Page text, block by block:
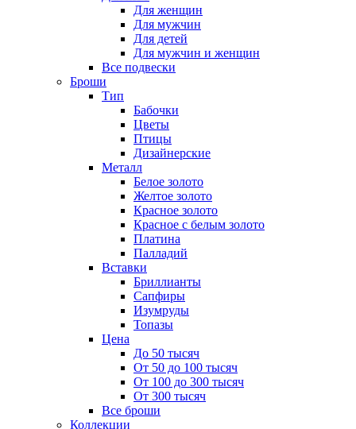
Для женщин
Для мужчин
Для детей
Для мужчин и женщин
Все подвески
Броши
Тип
Бабочки
Цветы
Птицы
Дизайнерские
Металл
Белое золото
Желтое золото
Красное золото
Красное с белым золото
Платина
Палладий
Вставки
Бриллианты
Сапфиры
Изумруды
Топазы
Цена
До 50 тысяч
От 50 до 100 тысяч
От 100 до 300 тысяч
От 300 тысяч
Все броши
Коллекции